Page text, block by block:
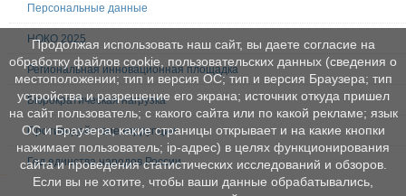
Персональные данные
НОКО 2025
Региональная инновационная площадка
Бюрократическая нагрузка
Противодействие коррупции
Год единства народов России
Продолжая использовать наш сайт, вы даете согласие на
обработку файлов cookie, пользовательских данных (сведения о
местоположении; тип и версия ОС; тип и версия Браузера; тип
устройства и разрешение его экрана; источник откуда пришел
на сайт пользователь; с какого сайта или по какой рекламе; язык
ОС и Браузера; какие страницы открывает и на какие кнопки
нажимает пользователь; ip-адрес) в целях функционирования
сайта и проведения статистических исследований и обзоров.
Если вы не хотите, чтобы ваши данные обрабатывались,